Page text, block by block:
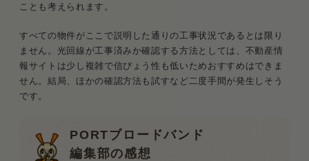
ことも考えられます。
すべての物件がここで説明した通りの工事状況であるとは限り
ません。光回線が工事済みか確認する方法としては、不動産情
報サイトは少し複雑で信ぴょう性も低いためおすすめはできま
せん。結局、ほかの確認方法も試すなど二度手間が発生しそう
です。
PORTブロードバンド
編集部の感想